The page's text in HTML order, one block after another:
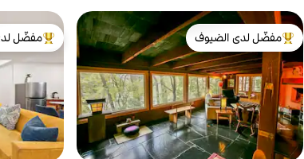
من أبرز البيوت المفضّلة لدى الضيوف
مفضّل لدى الضيوف
من أبرز
مفضّل